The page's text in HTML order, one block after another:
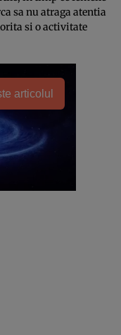
sa nu atraga atentia
si o activitate
articolul